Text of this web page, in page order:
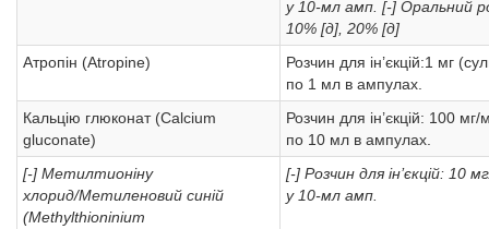
у 10-мл амп. [-] Оральний
10% [д], 20% [д]
Атропін (Atropine)
Розчин для ін’єкцій:1 мг
по 1 мл в ампулах.
Кальцію глюконат (Calcium
gluconate)
Розчин для ін’єкцій: 100 мг/
по 10 мл в ампулах.
[-] Метилтионіну
хлорид/Mетиленовий синій
(Methylthioninium
[-] Розчин для ін’єкцій: 10
у 10-мл амп.